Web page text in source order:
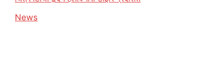
In relation to
News